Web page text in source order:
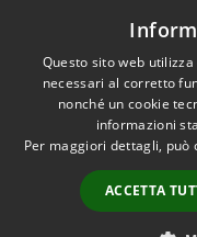
Piano di
Accessibilità
Questo sito web
necessari al corretto
nonché un cookie
informazioni
Per maggiori dettagli, può
ACCETTA